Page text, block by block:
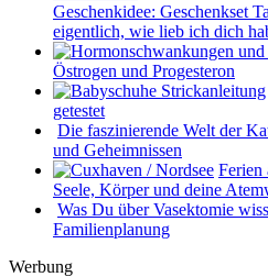
Geschenkidee: Geschenkset
eigentlich, wie lieb ich dich
Östrogen und Progesteron
getestet
Die faszinierende Welt der
und Geheimnissen
Ferien
Seele, Körper und deine
Was Du über Vasektomie
Familienplanung
Werbung